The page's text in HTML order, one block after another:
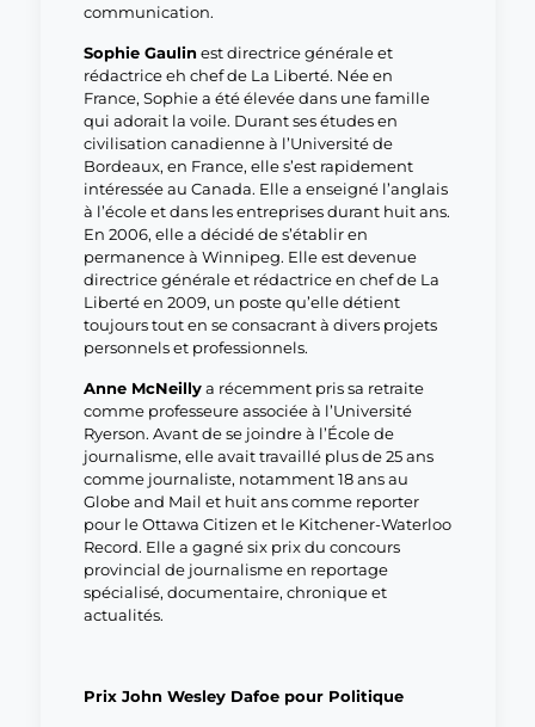
communication.
Sophie Gaulinest directrice générale et
rédactrice eh chef de La Liberté. Née en
France, Sophie a été élevée dans une famille
qui adorait la voile. Durant ses études en
civilisation canadienne à l’Université de
Bordeaux, en France, elle s’est rapidement
intéressée au Canada. Elle a enseigné l’anglais
à l’école et dans les entreprises durant huit ans.
En 2006, elle a décidé de s’établir en
permanence à Winnipeg. Elle est devenue
directrice générale et rédactrice en chef de La
Liberté en 2009, un poste qu’elle détient
toujours tout en se consacrant à divers projets
personnels et professionnels.
Anne McNeillya récemment pris sa retraite
comme professeure associée à l’Université
Ryerson. Avant de se joindre à l’École de
journalisme, elle avait travaillé plus de 25 ans
comme journaliste, notamment 18 ans au
Globe and Mail et huit ans comme reporter
pour le Ottawa Citizen et le Kitchener-Waterloo
Record. Elle a gagné six prix du concours
provincial de journalisme en reportage
spécialisé, documentaire, chronique et
actualités.
Prix John Wesley Dafoe pour Politique